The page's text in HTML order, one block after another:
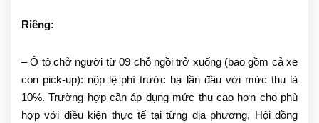
Riêng:
– Ô tô chở người từ 09 chỗ ngồi trở xuống (bao gồm cả xe
con pick-up): nộp lệ phí trước bạ lần đầu với mức thu là
10%. Trường hợp cần áp dụng mức thu cao hơn cho phù
hợp với điều kiện thực tế tại từng địa phương, Hội đồng